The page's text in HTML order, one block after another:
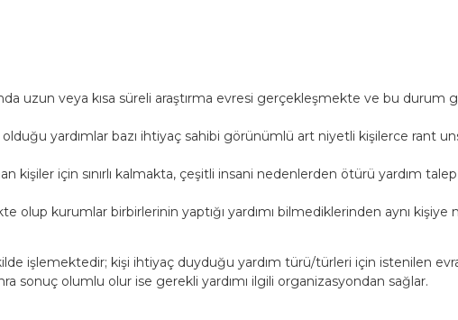
uzun veya kısa süreli araştırma evresi gerçekleşmekte ve bu
yardımlar bazı ihtiyaç sahibi görünümlü art niyetli kişilerce rant
kişiler için sınırlı kalmakta, çeşitli insani nedenlerden ötürü yardım
kurumlar birbirlerinin yaptığı yardımı bilmediklerinden aynı kişiye
işlemektedir; kişi ihtiyaç duyduğu yardım türü/türleri için istenilen
sonuç olumlu olur ise gerekli yardımı ilgili organizasyondan sağlar.